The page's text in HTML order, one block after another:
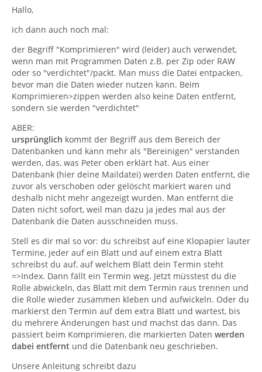
Hallo,
ich dann auch noch mal:
der Begriff "Komprimieren" wird (leider) auch verwendet,
wenn man mit Programmen Daten z.B. per Zip oder RAW
oder so "verdichtet"/packt. Man muss die Datei entpacken,
bevor man die Daten wieder nutzen kann. Beim
Komprimieren>zippen werden also keine Daten entfernt,
sondern sie werden "verdichtet"
ABER:
ursprünglich kommt der Begriff aus dem Bereich der
Datenbanken und kann mehr als "Bereinigen" verstanden
werden, das, was Peter oben erklärt hat. Aus einer
Datenbank (hier deine Maildatei) werden Daten entfernt, die
zuvor als verschoben oder gelöscht markiert waren und
deshalb nicht mehr angezeigt wurden. Man entfernt die
Daten nicht sofort, weil man dazu ja jedes mal aus der
Datenbank die Daten ausschneiden muss.
Stell es dir mal so vor: du schreibst auf eine Klopapier lauter
Termine, jeder auf ein Blatt und auf einem extra Blatt
schreibst du auf, auf welchem Blatt dein Termin steht
=>Index. Dann fällt ein Termin weg. Jetzt müsstest du die
Rolle abwickeln, das Blatt mit dem Termin raus trennen und
die Rolle wieder zusammen kleben und aufwickeln. Oder du
markierst den Termin auf dem extra Blatt und wartest, bis
du mehrere Änderungen hast und machst das dann. Das
passiert beim Komprimieren, die markierten Daten werden
dabei entfernt und die Datenbank neu geschrieben.
Unsere Anleitung schreibt dazu